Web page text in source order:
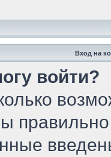
Вход на
войти?